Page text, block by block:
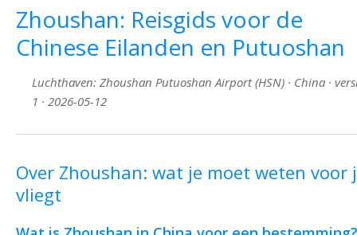
Zhoushan: Reisgids voor de
Chinese Eilanden en Putuoshan
Luchthaven: Zhoushan Putuoshan Airport (HSN) · China ·
1 · 2026-05-12
Over Zhoushan: wat je moet weten voor
vliegt